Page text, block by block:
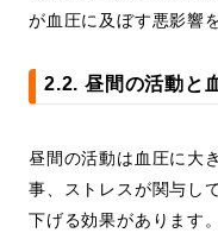
が血圧に及ぼす悪影響
2.2. 昼間の活動と
昼間の活動は血圧に大
事、ストレスが関与し
下げる効果があります